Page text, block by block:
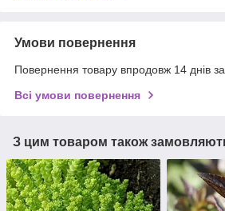
Умови повернення
Повернення товару впродовж 14 днів
Всі умови повернення
З цим товаром також